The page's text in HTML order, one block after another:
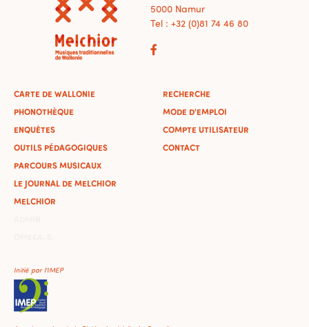
5000 Namur
Tel : +32 (0)81 74 46 80
CARTE DE WALLONIE
PHONOTHÈQUE
ENQUÊTES
OUTILS PÉDAGOGIQUES
PARCOURS MUSICAUX
LE JOURNAL DE MELCHIOR
MELCHIOR
RECHERCHE
MODE D'EMPLOI
COMPTE UTILISATEUR
CONTACT
Initié par l'IMEP